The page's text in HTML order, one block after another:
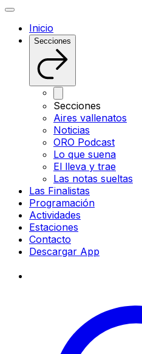
Inicio
Secciones
Secciones
Aires vallenatos
Noticias
ORO Podcast
Lo que suena
El lleva y trae
Las notas sueltas
Las Finalistas
Programación
Actividades
Estaciones
Contacto
Descargar App